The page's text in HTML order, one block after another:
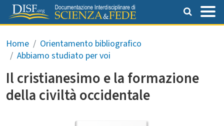
Salta al contenuto principale
Briciole di pane
Home
Orientamento bibliografico
Abbiamo studiato per voi
Il cristianesimo e la formazione
della civiltà occidentale